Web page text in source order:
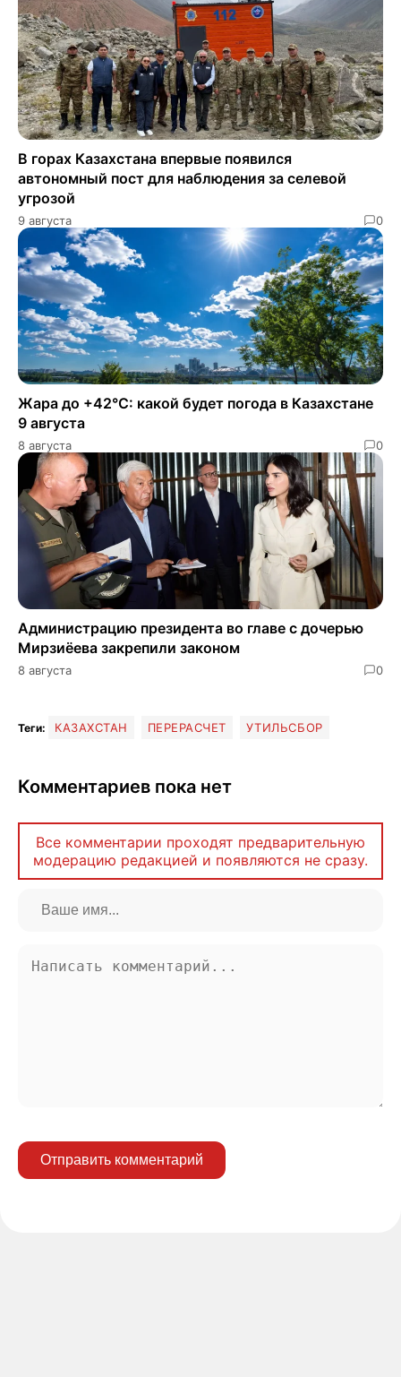
В горах Казахстана впервые появился
автономный пост для наблюдения за селевой
угрозой
9 августа 0
Жара до +42°C: какой будет погода в Казахстане
9 августа
8 августа 0
Администрацию президента во главе с дочерью
Мирзиёева закрепили законом
8 августа 0
Теги: КАЗАХСТАН ПЕРЕРАСЧЕТ УТИЛЬСБОР
Комментариев пока нет
Все комментарии проходят предварительную
модерацию редакцией и появляются не сразу.
Отправить комментарий